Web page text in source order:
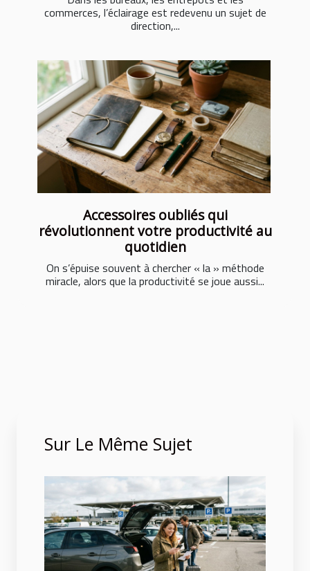
commerces, l’éclairage est redevenu un sujet de
direction,...
Accessoires oubliés qui
révolutionnent votre productivité au
quotidien
On s’épuise souvent à chercher « la » méthode
miracle, alors que la productivité se joue aussi...
Sur Le Même Sujet